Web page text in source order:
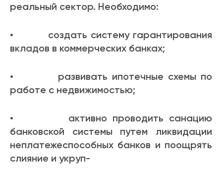
реальный сектор. Необходимо:
• создать систему гарантирования
вкладов в коммерческих банках;
• развивать ипотечные схемы по
работе с недвижимостью;
• активно проводить санацию
банковской системы путем ликвидации
неплатежеспособных банков и поощрять
слияние и укруп-